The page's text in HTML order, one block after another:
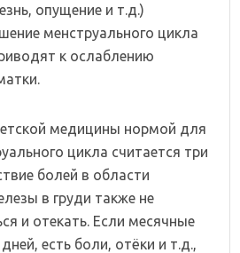
опущение и т.д.)
менструального цикла
к ослаблению
медицины нормой для
цикла считается три
болей в области
в груди также не
и отекать. Если месячные
есть боли, отёки и т.д.,